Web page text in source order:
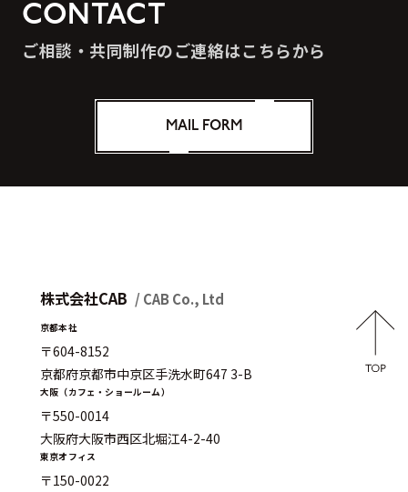
CONTACT
ご相談・共同制作のご連絡はこちらから
MAIL FORM
株式会社CAB / CAB Co., Ltd
京都本社
〒604-8152
京都府京都市中京区手洗水町647 3-B
大阪（カフェ・ショールーム）
〒550-0014
大阪府大阪市西区北堀江4-2-40
東京オフィス
〒150-0022